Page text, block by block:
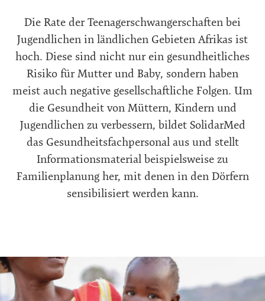
Die Rate der Teenagerschwangerschaften bei
Jugendlichen in ländlichen Gebieten Afrikas ist
hoch. Diese sind nicht nur ein gesundheitliches
Risiko für Mutter und Baby, sondern haben
meist auch negative gesellschaftliche Folgen. Um
die Gesundheit von Müttern, Kindern und
Jugendlichen zu verbessern, bildet SolidarMed
das Gesundheitsfachpersonal aus und stellt
Informationsmaterial beispielsweise zu
Familienplanung her, mit denen in den Dörfern
sensibilisiert werden kann.